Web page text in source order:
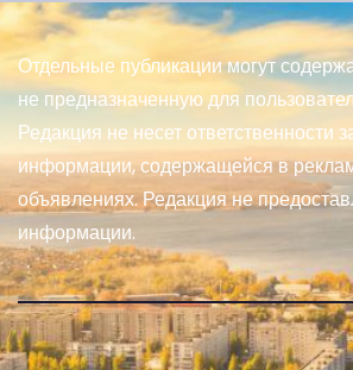
Отдельные публикации могут
не предназначенную для
Редакция не несет ответственности
информации, содержащейся в
объявлениях. Редакция не
информации.